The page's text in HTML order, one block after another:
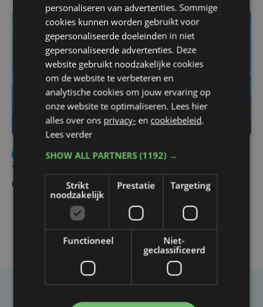
Nieuws
do 6 augustus | 21:30
Yaro (19), slachtoffer van vechtpartij, is na
maandenlange coma overleden
Taalfout opgemerkt?
personaliseren van advertenties. Sommige
cookies kunnen worden gebruikt voor
gepersonaliseerde doeleinden in niet
gepersonaliseerde advertenties. Deze
website gebruikt noodzakelijke cookies
om de website te verbeteren en
analytische cookies om jouw ervaring op
onze website te optimaliseren. Lees hier
alles over ons privacy- en cookiebeleid.
Lees verder
SHOW ALL PARTNERS(1192) →
Strikt
noodzakelijk
Prestatie Targeting
Functioneel
Niet-
geclassificeerd